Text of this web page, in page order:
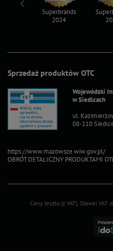
Sprzedaż produktów OTC
Wojewódzki
w Siedlcach
ul.
08-110
https://www.mazowsze.wiw.gov.pl/
OBRÓT DETALICZNY PRODUKTAMI
Superbrands
2024
Ceny brutto (z VAT). Stawki VAT